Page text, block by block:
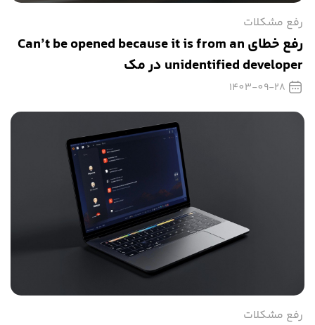
رفع مشکلات
رفع خطای Can’t be opened because it is from an
unidentified developer در مک
1403-09-28
رفع مشکلات